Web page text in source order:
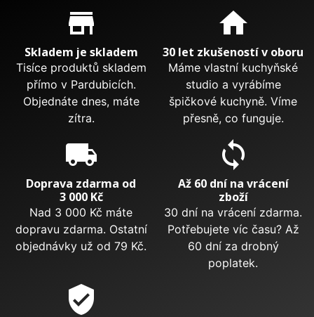
Proč nakupovat u nás?
store_mall_directory
Skladem je skladem
Tisíce produktů skladem
přímo v Pardubicích.
Objednáte dnes, máte
zítra.
home
30 let zkušeností v oboru
Máme vlastní kuchyňské
studio a vyrábíme
špičkové kuchyně. Víme
přesně, co funguje.
local_shipping
Doprava zdarma od
3 000 Kč
Nad 3 000 Kč máte
dopravu zdarma. Ostatní
objednávky už od 79 Kč.
sync
Až 60 dní na vrácení
zboží
30 dní na vrácení zdarma.
Potřebujete víc času? Až
60 dní za drobný
poplatek.
verified_user